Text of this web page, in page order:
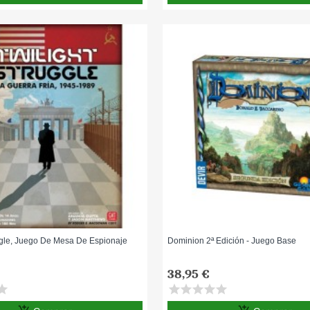
Juego De Mesa De Espionaje Dominion 2ª Edición - Juego Base
38,95 €
starstarstarstarstar